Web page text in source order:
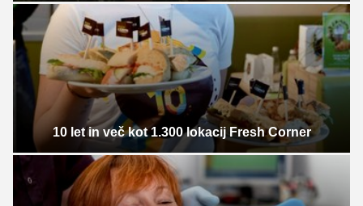
10 let in več kot 1.300 lokacij Fresh Corner